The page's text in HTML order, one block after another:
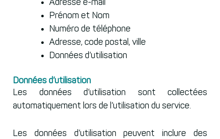
Adresse e-mail
Prénom et Nom
Numéro de téléphone
Adresse, code postal, ville
Données d’utilisation
Données d’utilisation
Les données d’utilisation sont collectées
automatiquement lors de l’utilisation du service.
Les données d’utilisation peuvent inclure des